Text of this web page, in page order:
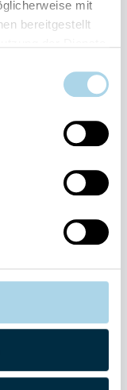
mit
bereitgestellt
WLAN